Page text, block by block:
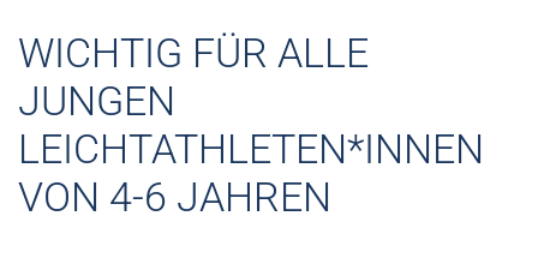
WICHTIG FÜR ALLE
JUNGEN
LEICHTATHLETEN*INNEN
VON 4-6 JAHREN